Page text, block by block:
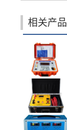
相关产品